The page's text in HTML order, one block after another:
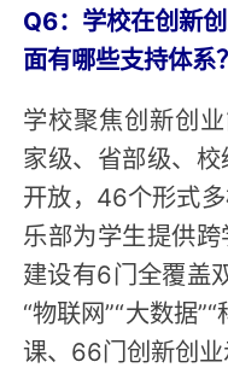
Q6：学校在创新
面有哪些支持体系
学校聚焦创新创
家级、省部级、
开放，46个形式
乐部为学生提供跨
建设有6门全覆盖
“物联网”“大数据
课、66门创新创业